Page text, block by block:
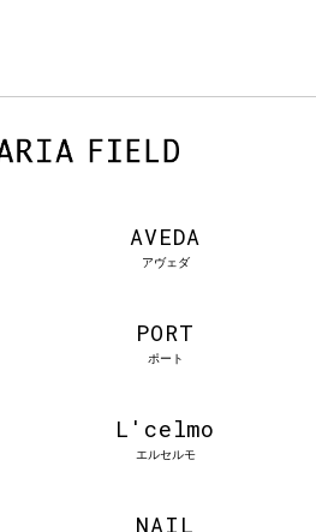
AVEDA
アヴェダ
PORT
ポート
L'celmo
エルセルモ
NAIL